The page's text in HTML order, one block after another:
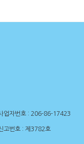
업자번호 : 206-86-17423
고번호 : 제3782호